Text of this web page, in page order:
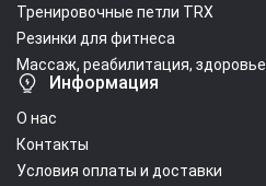
Тренировочные петли TRX
Резинки для фитнеса
Массаж, реабилитация, здоровье
Информация
О нас
Контакты
Условия оплаты и доставки